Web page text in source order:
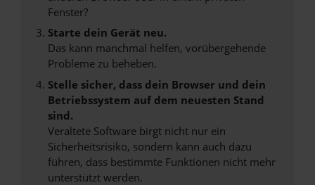
Fenster?
Starte dein Gerät neu.
Das kann manchmal helfen, vorübergehende
Probleme zu beheben.
Stelle sicher, dass dein Browser und dein
Betriebssystem auf dem neuesten Stand
sind.
Veraltete Software birgt nicht nur ein
Sicherheitsrisiko, sondern kann auch dazu
führen, dass bestimmte Funktionen nicht mehr
unterstützt werden.